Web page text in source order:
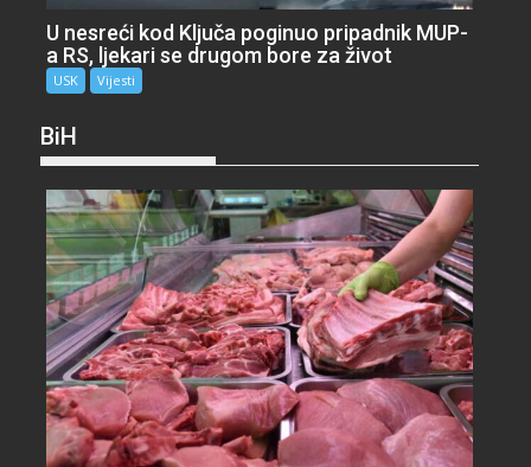
U nesreći kod Ključa poginuo pripadnik MUP-
a RS, ljekari se drugom bore za život
USK Vijesti
BiH